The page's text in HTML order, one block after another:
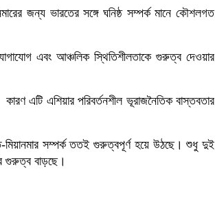
জন্য ভারতের সঙ্গে ঘনিষ্ঠ সম্পর্ক মানে কৌশলগত
এবং আঞ্চলিক স্থিতিশীলতাকে গুরুত্ব দেওয়ার
এটি এশিয়ার পরিবর্তনশীল ভূরাজনৈতিক বাস্তবতার
মিয়ানমার সম্পর্ক ততই গুরুত্বপূর্ণ হয়ে উঠছে। শুধু দুই
গুরুত্ব বাড়ছে।